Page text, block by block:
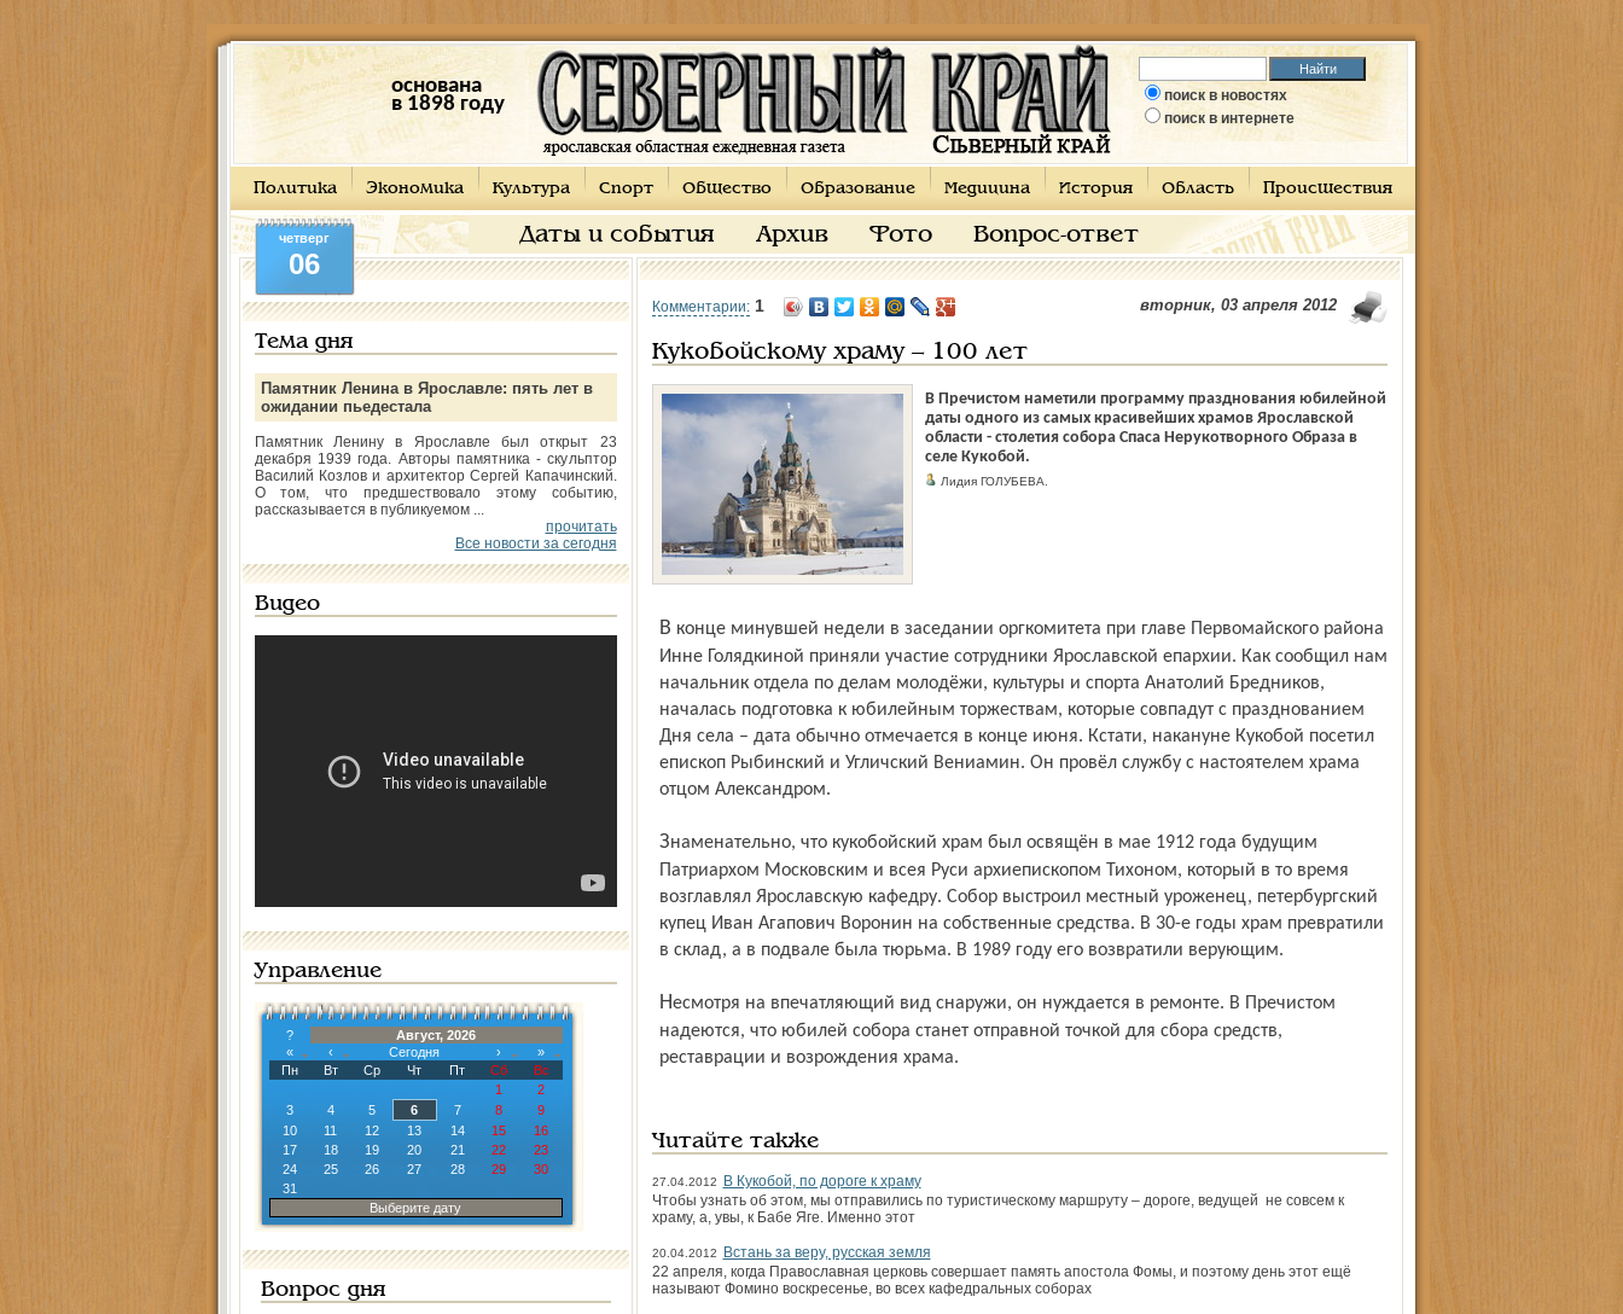
основана
в 1898 году
поиск в новостях
поиск в интернете
Политика Экономика Культура Спорт Общество Образование Медицина История Область Происшествия
Даты и события Архив Фото Вопрос-ответ
четверг
06
Тема дня
Памятник Ленина в Ярославле: пять лет в
ожидании пьедестала
Памятник Ленину в Ярославле был открыт 23
декабря 1939 года. Авторы памятника - скульптор
Василий Козлов и архитектор Сергей Капачинский.
О том, что предшествовало этому событию,
рассказывается в публикуемом ...
прочитать
Все новости за сегодня
Видео
Управление
?
Август, 2026
«
‹ Сегодня ›
»
Пн
Вт Ср Чт Пт Сб
Вс
1
2
3
4 5 6 7 8
9
10
11 12 13 14 15
16
17
18 19 20 21 22
23
24
25 26 27 28 29
30
31
Выберите дату
Вопрос дня
Комментарии: 1 вторник, 03 апреля 2012
Кукобойскому храму – 100 лет
В Пречистом наметили программу празднования юбилейной
даты одного из самых красивейших храмов Ярославской
области - столетия собора Спаса Нерукотворного Образа в
селе Кукобой.
Лидия ГОЛУБЕВА.
В конце минувшей недели в заседании оргкомитета при главе Первомайского района
Инне Голядкиной приняли участие сотрудники Ярославской епархии. Как сообщил нам
начальник отдела по делам молодёжи, культуры и спорта Анатолий Бредников,
началась подготовка к юбилейным торжествам, которые совпадут с празднованием
Дня села – дата обычно отмечается в конце июня. Кстати, накануне Кукобой посетил
епископ Рыбинский и Угличский Вениамин. Он провёл службу с настоятелем храма
отцом Александром.
Знаменательно, что кукобойский храм был освящён в мае 1912 года будущим
Патриархом Московским и всея Руси архиепископом Тихоном, который в то время
возглавлял Ярославскую кафедру. Собор выстроил местный уроженец, петербургский
купец Иван Агапович Воронин на собственные средства. В 30-е годы храм превратили
в склад, а в подвале была тюрьма. В 1989 году его возвратили верующим.
Несмотря на впечатляющий вид снаружи, он нуждается в ремонте. В Пречистом
надеются, что юбилей собора станет отправной точкой для сбора средств,
реставрации и возрождения храма.
Читайте также
27.04.2012
В Кукобой, по дороге к храму
Чтобы узнать об этом, мы отправились по туристическому маршруту – дороге, ведущей не совсем к
храму, а, увы, к Бабе Яге. Именно этот
20.04.2012
Встань за веру, русская земля
22 апреля, когда Православная церковь совершает память апостола Фомы, и поэтому день этот ещё
называют Фомино воскресенье, во всех кафедральных соборах